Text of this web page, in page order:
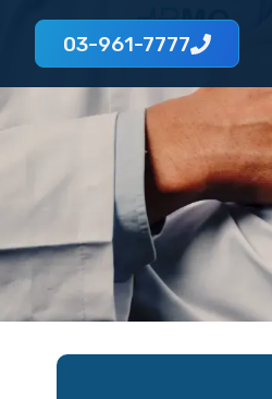
03-961-7777